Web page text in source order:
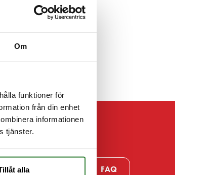
Om
funktioner för
från din enhet
informationen
tjänster.
alla FAQ